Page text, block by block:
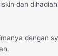
dan
dengan